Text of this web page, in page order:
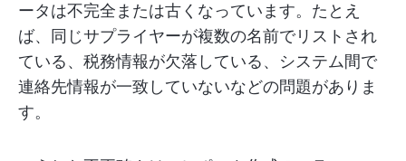
ータは不完全または古くなっています。たとえ
ば、同じサプライヤーが複数の名前でリストされ
ている、税務情報が欠落している、システム間で
連絡先情報が一致していないなどの問題がありま
す。